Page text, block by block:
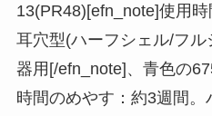
13(PR48)[efn_note]使用時
耳穴型(ハーフシェル/フ
器用[/efn_note]、青色の
時間のめやす：約3週間